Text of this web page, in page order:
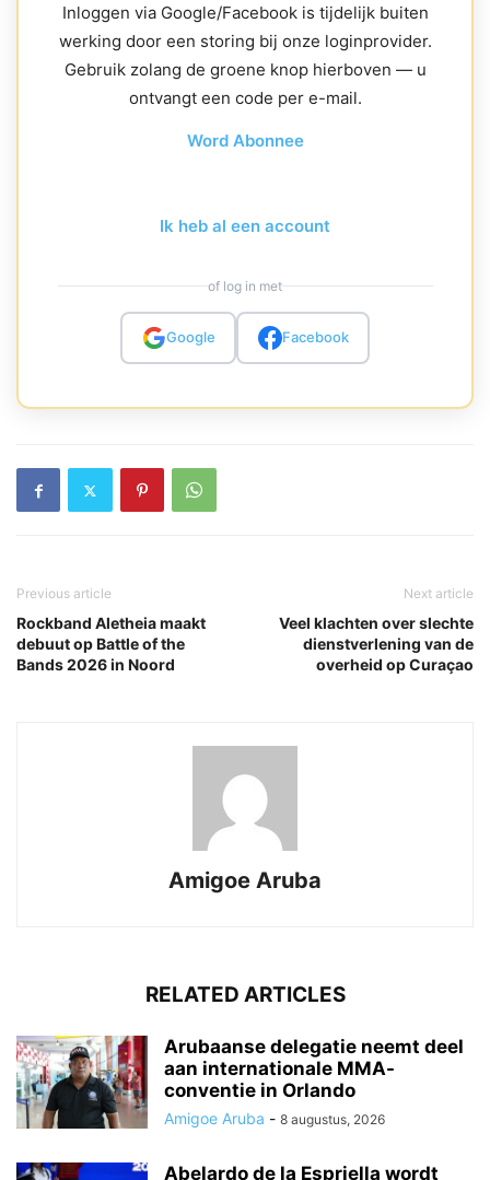
Inloggen via Google/Facebook is tijdelijk buiten
werking door een storing bij onze loginprovider.
Gebruik zolang de groene knop hierboven — u
ontvangt een code per e-mail.
Word Abonnee
Ik heb al een account
of log in met
Google Facebook
Previous article
Rockband Aletheia maakt
debuut op Battle of the
Bands 2026 in Noord
Next article
Veel klachten over slechte
dienstverlening van de
overheid op Curaçao
Amigoe Aruba
RELATED ARTICLES
Arubaanse delegatie neemt deel
aan internationale MMA-
conventie in Orlando
Amigoe Aruba - 8 augustus, 2026
Abelardo de la Espriella wordt